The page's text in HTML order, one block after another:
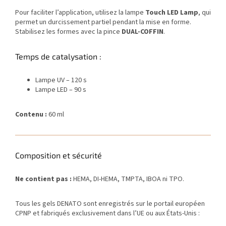
Pour faciliter l’application, utilisez la lampe Touch LED Lamp, qui
permet un durcissement partiel pendant la mise en forme.
Stabilisez les formes avec la pince DUAL-COFFIN.
Temps de catalysation :
Lampe UV – 120 s
Lampe LED – 90 s
Contenu : 60 ml
Composition et sécurité
Ne contient pas : HEMA, DI-HEMA, TMPTA, IBOA ni TPO.
Tous les gels DENATO sont enregistrés sur le portail européen
CPNP et fabriqués exclusivement dans l’UE ou aux États-Unis :